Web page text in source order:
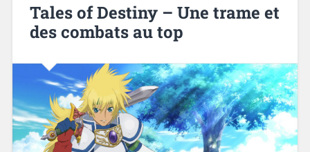
Tales of Destiny – Une trame et
des combats au top